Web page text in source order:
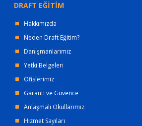
DRAFT EĞİTİM
Hakkımızda
Neden Draft Eğitim?
Danışmanlarımız
Yetki Belgeleri
Ofislerimiz
Garanti ve Güvence
Anlaşmalı Okullarımız
Hizmet Sayıları